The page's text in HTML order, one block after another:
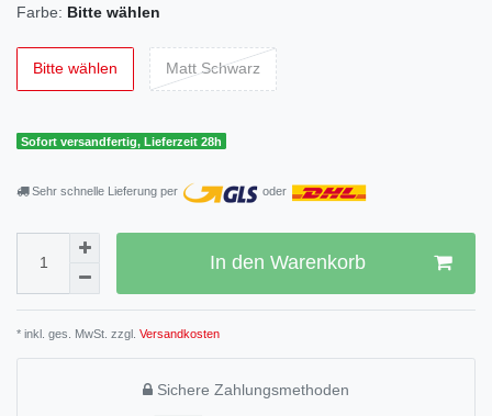
Farbe: Bitte wählen
Bitte wählen Matt Schwarz
Sofort versandfertig, Lieferzeit 28h
Sehr schnelle Lieferung per oder
In den Warenkorb
* inkl. ges. MwSt. zzgl. Versandkosten
Sichere Zahlungsmethoden